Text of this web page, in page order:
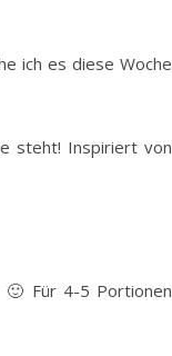
ich es diese Woche
steht! Inspiriert von
🙂 Für 4-5 Portionen